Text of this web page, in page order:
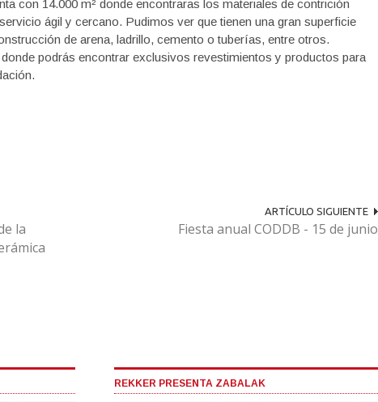
con 14.000 m² donde encontraras los materiales de contrición
ágil y cercano. Pudimos ver que tienen una gran superficie
de arena, ladrillo, cemento o tuberías, entre otros.
podrás encontrar exclusivos revestimientos y productos para
la
ARTÍCULO SIGUIENTE
Fiesta anual CODDB - 15 de junio
REKKER PRESENTA ZABALAK